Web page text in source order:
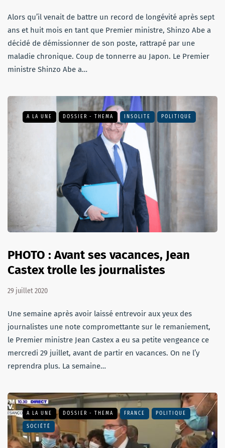
Alors qu’il venait de battre un record de longévité après sept
ans et huit mois en tant que Premier ministre, Shinzo Abe a
décidé de démissionner de son poste, rattrapé par une
maladie chronique. Coup de tonnerre au Japon. Le Premier
ministre Shinzo Abe a…
A LA UNE DOSSIER - THEMA INSOLITE POLITIQUE
PHOTO : Avant ses vacances, Jean
Castex trolle les journalistes
29 juillet 2020
Une semaine après avoir laissé entrevoir aux yeux des
journalistes une note compromettante sur le remaniement,
le Premier ministre Jean Castex a eu sa petite vengeance ce
mercredi 29 juillet, avant de partir en vacances. On ne l’y
reprendra plus. La semaine…
A LA UNE DOSSIER - THEMA FRANCE POLITIQUE
SOCIÉTÉ